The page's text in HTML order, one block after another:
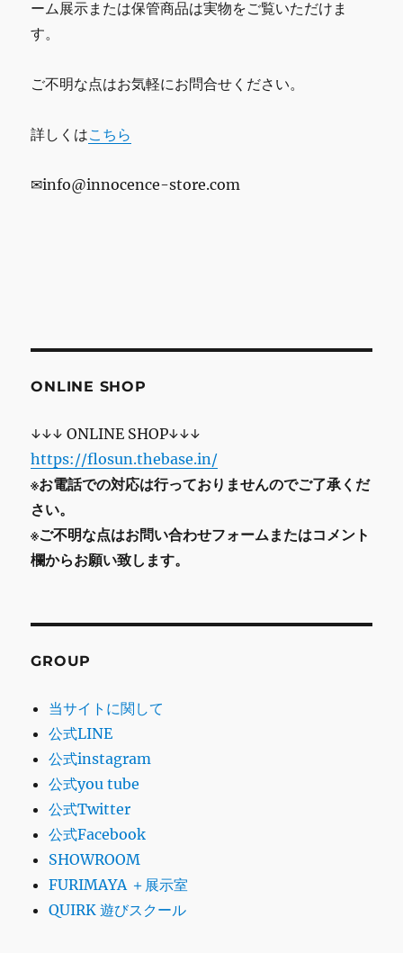
ーム展示または保管商品は実物をご覧いただけま
す。
ご不明な点はお気軽にお問合せください。
詳しくはこちら
✉info@innocence-store.com
ONLINE SHOP
↓↓↓ ONLINE SHOP↓↓↓
https://flosun.thebase.in/
※お電話での対応は行っておりませんのでご了承くだ
さい。
※ご不明な点はお問い合わせフォームまたはコメント
欄からお願い致します。
GROUP
当サイトに関して
公式LINE
公式instagram
公式you tube
公式Twitter
公式Facebook
SHOWROOM
FURIMAYA ＋展示室
QUIRK 遊びスクール